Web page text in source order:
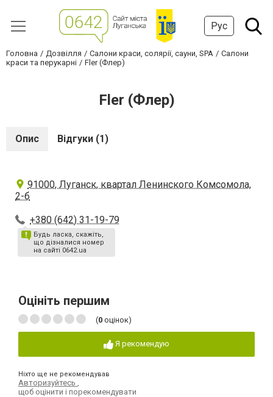
Рус
Головна Дозвілля Салони краси, солярії, сауни, SPA
Салони
краси та перукарні
Fler (Флер)
Fler (Флер)
Опис Відгуки (1)
91000, Луганск, квартал Ленинского Комсомола,
2-б
+380 (642) 31-19-79
Будь ласка, скажіть,
що дізналися номер
на сайті 0642.ua
Оцініть першим
(0 оцінок)
Я рекомендую
Ніхто ще не рекомендував
Авторизуйтесь
щоб оцінити і порекомендувати